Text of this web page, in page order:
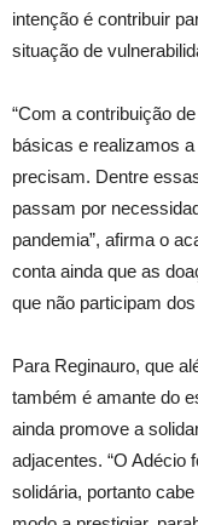
intenção é contribuir
situação de
“Com a contribuição
básicas e realizamos
precisam. Dentre
passam por
pandemia”, afirma o
conta ainda que as
que não participam
Para Reginauro, que
também é amante do
ainda promove a
adjacentes. “O Adécio
solidária, portanto